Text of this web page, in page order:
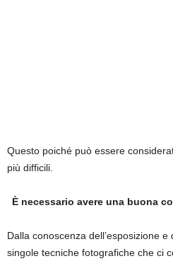
Questo poiché può essere
più difficili.
È necessario avere una buona
Dalla conoscenza dell’esposizione
singole tecniche fotografiche che ci